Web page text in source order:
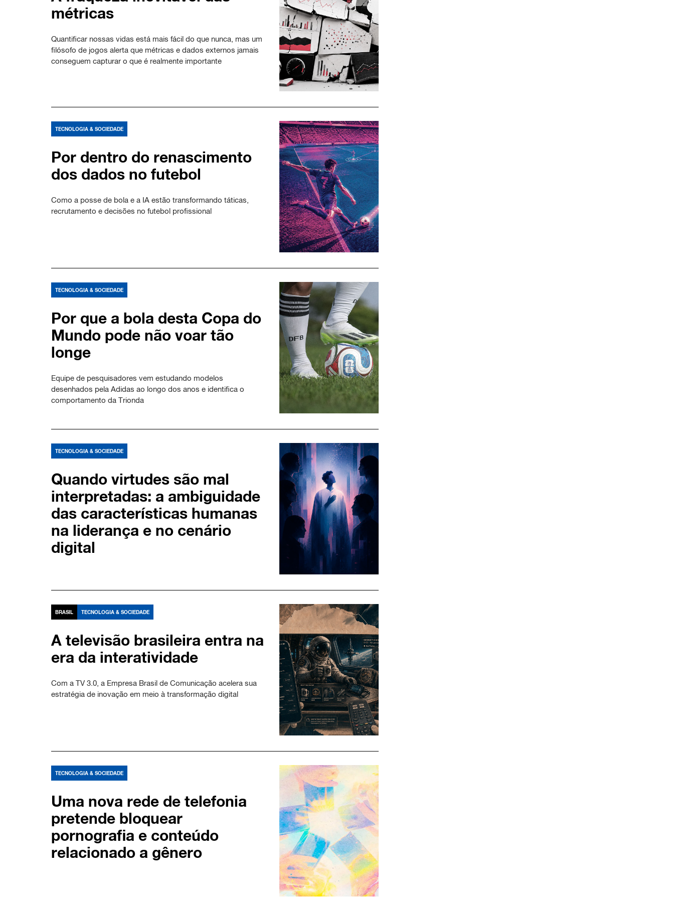
métricas
Quantificar nossas vidas está mais fácil do que nunca, mas um
filósofo de jogos alerta que métricas e dados externos jamais
conseguem capturar o que é realmente importante
TECNOLOGIA & SOCIEDADE
Por dentro do renascimento
dos dados no futebol
Como a posse de bola e a IA estão transformando táticas,
recrutamento e decisões no futebol profissional
TECNOLOGIA & SOCIEDADE
Por que a bola desta Copa do
Mundo pode não voar tão
longe
Equipe de pesquisadores vem estudando modelos
desenhados pela Adidas ao longo dos anos e identifica o
comportamento da Trionda
TECNOLOGIA & SOCIEDADE
Quando virtudes são mal
interpretadas: a ambiguidade
das características humanas
na liderança e no cenário
digital
BRASIL TECNOLOGIA & SOCIEDADE
A televisão brasileira entra na
era da interatividade
Com a TV 3.0, a Empresa Brasil de Comunicação acelera sua
estratégia de inovação em meio à transformação digital
TECNOLOGIA & SOCIEDADE
Uma nova rede de telefonia
pretende bloquear
pornografia e conteúdo
relacionado a gênero